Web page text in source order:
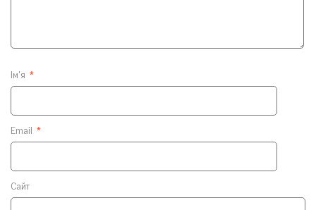
Ім'я *
Email *
Сайт